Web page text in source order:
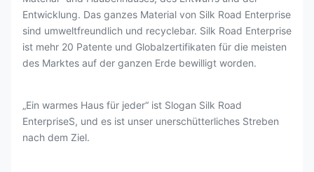
Entwicklung. Das ganzes Material von Silk Road Enterprise
sind umweltfreundlich und recyclebar. Silk Road Enterprise
ist mehr 20 Patente und Globalzertifikaten für die meisten
des Marktes auf der ganzen Erde bewilligt worden.
„Ein warmes Haus für jeder“ ist Slogan Silk Road
EnterpriseS, und es ist unser unerschütterliches Streben
nach dem Ziel.